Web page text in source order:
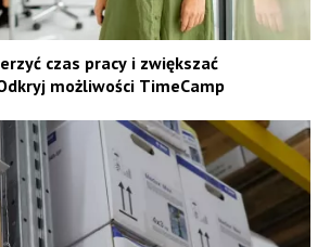
czas pracy i zwiększać
możliwości TimeCamp